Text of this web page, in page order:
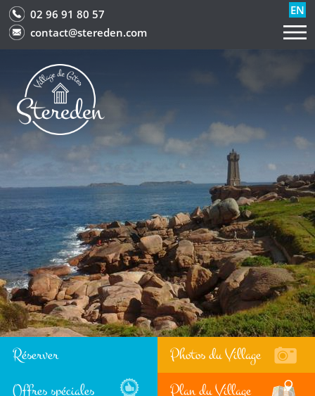
02 96 91 80 57
contact@stereden.com
EN
Réserver
Photos du Village
Offres spéciales
Plan du Village